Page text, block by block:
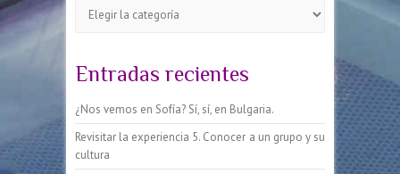
Entradas recientes
¿Nos vemos en Sofía? Sí, sí, en Bulgaria.
Revisitar la experiencia 5. Conocer a un grupo y su
cultura